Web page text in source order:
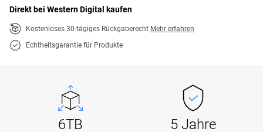
Direkt bei Western Digital kaufen
Kostenloses 30-tägiges Rückgaberecht Mehr erfahren
Echtheitsgarantie für Produkte
6TB
5 Jahre